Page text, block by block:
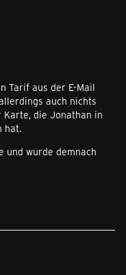
Tarif aus der E-Mail
auch nichts
Karte, die Jonathan in
hat.
und wurde demnach